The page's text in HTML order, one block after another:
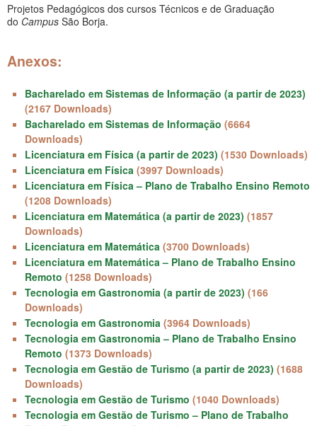
Projetos Pedagógicos dos cursos Técnicos e de Graduação
do Campus São Borja.
Anexos:
Bacharelado em Sistemas de Informação (a partir de 2023)
(2167 Downloads)
Bacharelado em Sistemas de Informação (6664
Downloads)
Licenciatura em Física (a partir de 2023) (1530 Downloads)
Licenciatura em Física (3997 Downloads)
Licenciatura em Física – Plano de Trabalho Ensino Remoto
(1208 Downloads)
Licenciatura em Matemática (a partir de 2023) (1857
Downloads)
Licenciatura em Matemática (3700 Downloads)
Licenciatura em Matemática – Plano de Trabalho Ensino
Remoto (1258 Downloads)
Tecnologia em Gastronomia (a partir de 2023) (166
Downloads)
Tecnologia em Gastronomia (3964 Downloads)
Tecnologia em Gastronomia – Plano de Trabalho Ensino
Remoto (1373 Downloads)
Tecnologia em Gestão de Turismo (a partir de 2023) (1688
Downloads)
Tecnologia em Gestão de Turismo (1040 Downloads)
Tecnologia em Gestão de Turismo – Plano de Trabalho